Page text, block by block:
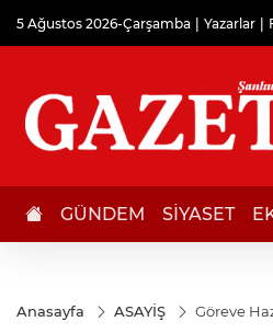
5 Ağustos 2026-Çarşamba Yazarlar
GÜNDEM SİYASET
Anasayfa ASAYİŞ Göreve